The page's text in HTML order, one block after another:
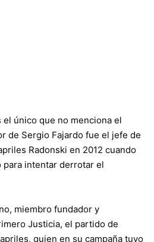
único que no menciona el
de Sergio Fajardo fue el jefe de
Radonski en 2012 cuando
intentar derrotar el
miembro fundador y
Justicia, el partido de
quien en su campaña tuvo